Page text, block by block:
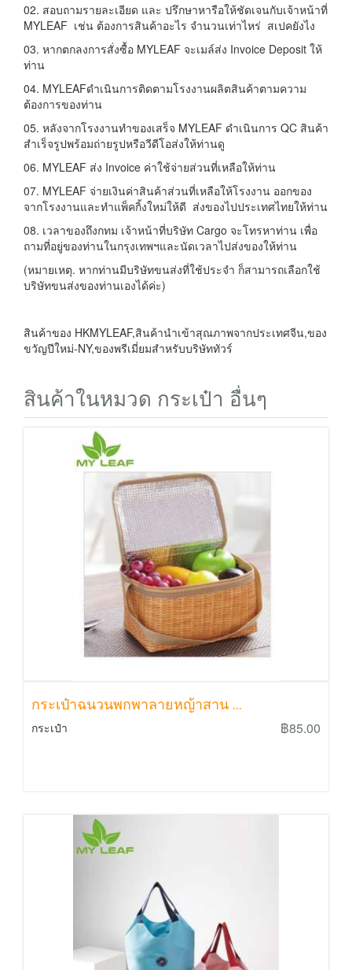
02. สอบถามรายละเอียด และ ปรึกษาหารือให้ชัดเจนกับเจ้าหน้าที่
MYLEAF เช่น ต้องการสินค้าอะไร จำนวนเท่าไหร่ สเปคยังไง
03. หากตกลงการสั่งซื้อ MYLEAF จะเมล์ส่ง Invoice Deposit ให้
ท่าน
04. MYLEAFดำเนินการติดตามโรงงานผลิตสินค้าตามความ
ต้องการของท่าน
05. หลังจากโรงงานทำของเสร็จ MYLEAF ดำเนินการ QC สินค้า
สำเร็จรูปพร้อมถ่ายรูปหรือวีดีโอส่งให้ท่านดู
06. MYLEAF ส่ง Invoice ค่าใช้จ่ายส่วนที่เหลือให้ท่าน
07. MYLEAF จ่ายเงินค่าสินค้าส่วนที่เหลือให้โรงงาน ออกของ
จากโรงงานและทำแพ็คกิ้งใหม่ให้ดี ส่งของไปประเทศไทยให้ท่าน
08. เวลาของถึงกทม เจ้าหน้าที่บริษัท Cargo จะโทรหาท่าน เพื่อ
ถามที่อยู่ของท่านในกรุงเทพฯและนัดเวลาไปส่งของให้ท่าน
(หมายเหตุ. หากท่านมีบริษัทขนส่งที่ใช้ประจำ ก็สามารถเลือกใช้
บริษัทขนส่งของท่านเองได้ค่ะ)
สินค้าของ HKMYLEAF,สินค้านำเข้าสุณภาพจากประเทศจีน,ของ
ขวัญปีใหม่-NY,ของพรีเมี่ยมสำหรับบริษัททัวร์
สินค้าในหมวด กระเป๋า อื่นๆ
กระเป๋าฉนวนพกพาลายหญ้าสาน ...
กระเป๋า ฿85.00